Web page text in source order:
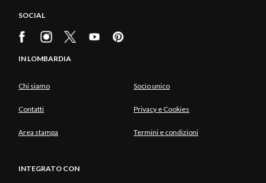
SOCIAL
IN LOMBARDIA
Chi siamo Socio unico
Contatti Privacy e Cookies
Area stampa Termini e condizioni
INTEGRATO CON